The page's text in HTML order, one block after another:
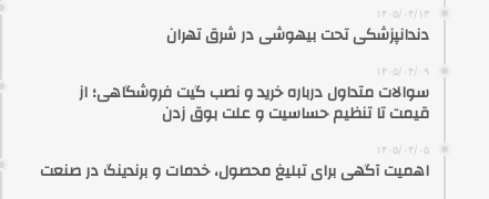
۱۴۰۵/۰۴/۱۳
دندانپزشکی تحت بیهوشی در شرق تهران
۱۴۰۵/۰۴/۰۹
سوالات متداول درباره خرید و نصب گیت فروشگاهی؛ از
قیمت تا تنظیم حساسیت و علت بوق زدن
۱۴۰۵/۰۴/۰۵
اهمیت آگهی برای تبلیغ محصول، خدمات و برندینگ در صنعت